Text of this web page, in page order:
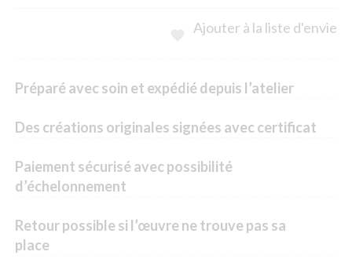
Ajouter à la liste d'envie
Préparé avec soin et expédié depuis l’atelier
Des créations originales signées avec certificat
Paiement sécurisé avec possibilité
d’échelonnement
Retour possible si l’œuvre ne trouve pas sa
place